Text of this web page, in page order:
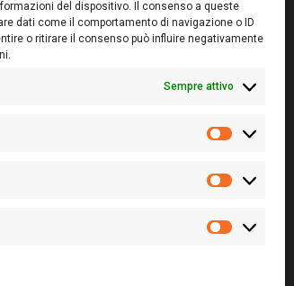
del dispositivo. Il consenso a queste
dati come il comportamento di navigazione o ID
o ritirare il consenso può influire negativamente
Sempre attivo
Statistiche
Marketing
Ditta individuale
2020